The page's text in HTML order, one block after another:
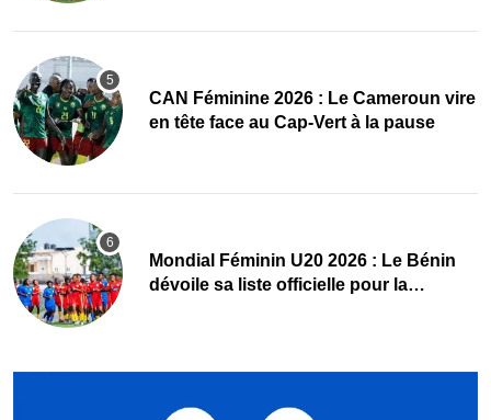
CAN Féminine 2026 : Le Cameroun vire
en tête face au Cap-Vert à la pause
Mondial Féminin U20 2026 : Le Bénin
dévoile sa liste officielle pour la